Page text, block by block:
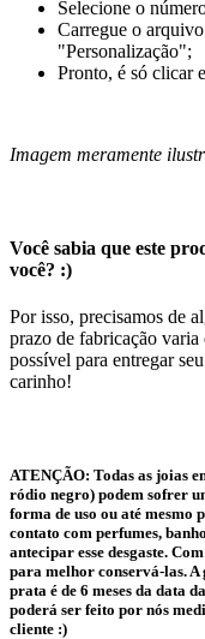
Selecione o
Carregue o
"Personalização";
Pronto, é só clicar
Imagem meramente
Você sabia que este
você? :)
Por isso, precisamos de
prazo de fabricação varia
possível para entregar
carinho!
ATENÇÃO: Todas as joias
ródio negro) podem sofrer
forma de uso ou até mesmo
contato com perfumes,
antecipar esse desgaste.
para melhor conservá-las. A
prata é de 6 meses da data
poderá ser feito por nós
cliente :)